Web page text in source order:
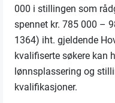
000 i stillingen som
spennet kr. 785 000 –
1364) iht. gjeldende
kvalifiserte søkere kan
lønnsplassering og
kvalifikasjoner.